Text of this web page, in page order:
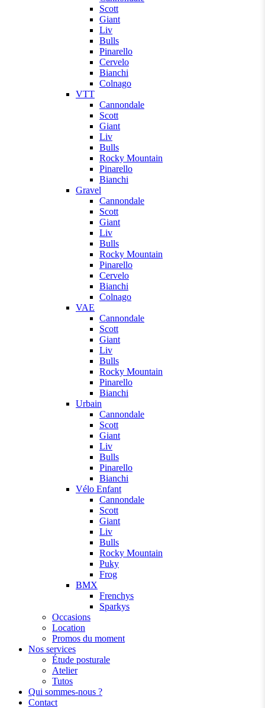
Scott
Giant
Liv
Bulls
Pinarello
Cervelo
Bianchi
Colnago
VTT
Cannondale
Scott
Giant
Liv
Bulls
Rocky Mountain
Pinarello
Bianchi
Gravel
Cannondale
Scott
Giant
Liv
Bulls
Rocky Mountain
Pinarello
Cervelo
Bianchi
Colnago
VAE
Cannondale
Scott
Giant
Liv
Bulls
Rocky Mountain
Pinarello
Bianchi
Urbain
Cannondale
Scott
Giant
Liv
Bulls
Pinarello
Bianchi
Vélo Enfant
Cannondale
Scott
Giant
Liv
Bulls
Rocky Mountain
Puky
Frog
BMX
Frenchys
Sparkys
Occasions
Location
Promos du moment
Nos services
Étude posturale
Atelier
Tutos
Qui sommes-nous ?
Contact